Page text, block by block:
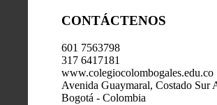
CONTÁCTENOS
601 7563798
317 6417181
www.colegiocolombogales.edu.co
Avenida Guaymaral, Costado Sur
Bogotá - Colombia